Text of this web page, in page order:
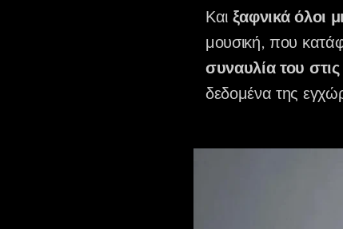
Και ξαφνικά όλοι
μουσική, που
συναυλία του
δεδομένα της